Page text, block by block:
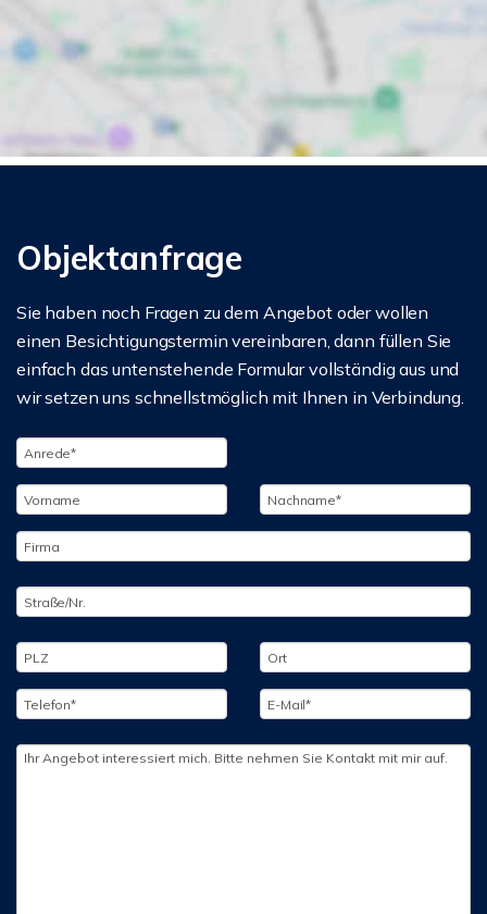
Objektanfrage
Sie haben noch Fragen zu dem Angebot oder wollen
einen Besichtigungstermin vereinbaren, dann füllen Sie
einfach das untenstehende Formular vollständig aus und
wir setzen uns schnellstmöglich mit Ihnen in Verbindung.